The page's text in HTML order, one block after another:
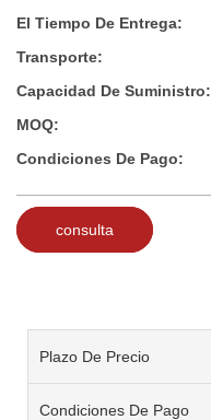
El Tiempo De Entrega:
Transporte:
Capacidad De Suministro:
MOQ:
Condiciones De Pago:
consulta
Plazo De Precio
Condiciones De Pago